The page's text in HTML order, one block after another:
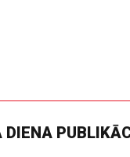
DIENA